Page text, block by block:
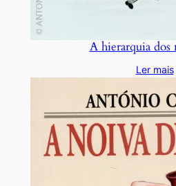
A hierarquia dos
Ler mais